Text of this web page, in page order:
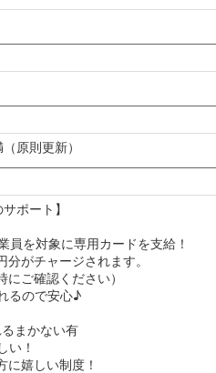
原則更新）
ポート】
を対象に専用カードを支給！
がチャージされます。
ご確認ください）
るので安心♪
まかない有
い！
嬉しい制度！